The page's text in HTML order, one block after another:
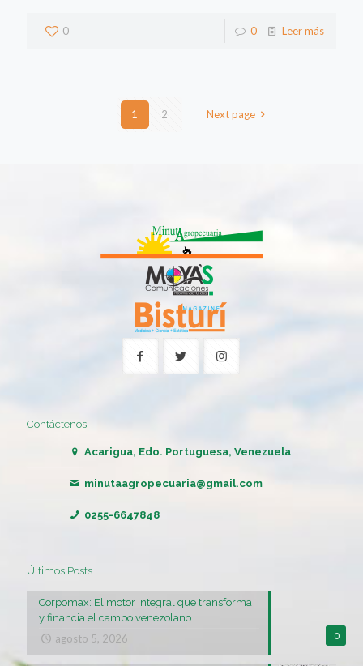
0 0 Leer más
1 2 Next page
Contáctenos
Acarigua, Edo. Portuguesa, Venezuela
minutaagropecuaria@gmail.com
0255-6647848
Últimos Posts
0
Corpomax: El motor integral que transforma
y financia el campo venezolano
agosto 5, 2026